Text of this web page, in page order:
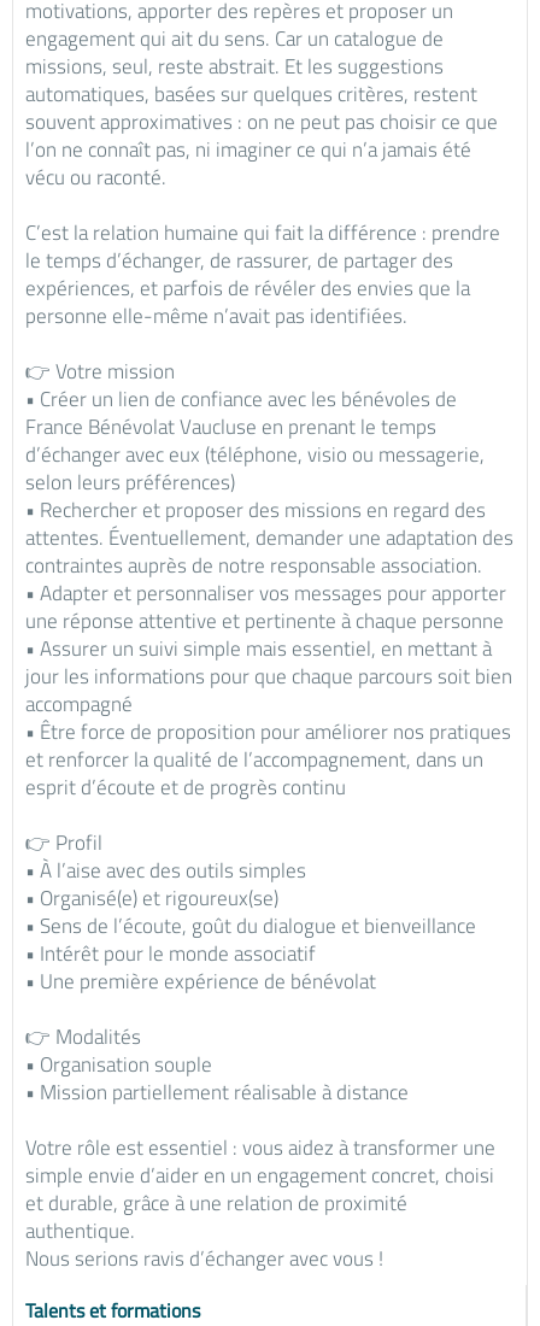
motivations, apporter des repères et proposer un
engagement qui ait du sens. Car un catalogue de
missions, seul, reste abstrait. Et les suggestions
automatiques, basées sur quelques critères, restent
souvent approximatives : on ne peut pas choisir ce que
l’on ne connaît pas, ni imaginer ce qui n’a jamais été
vécu ou raconté.
C’est la relation humaine qui fait la différence : prendre
le temps d’échanger, de rassurer, de partager des
expériences, et parfois de révéler des envies que la
personne elle-même n’avait pas identifiées.
👉 Votre mission
• Créer un lien de confiance avec les bénévoles de
France Bénévolat Vaucluse en prenant le temps
d’échanger avec eux (téléphone, visio ou messagerie,
selon leurs préférences)
• Rechercher et proposer des missions en regard des
attentes. Éventuellement, demander une adaptation des
contraintes auprès de notre responsable association.
• Adapter et personnaliser vos messages pour apporter
une réponse attentive et pertinente à chaque personne
• Assurer un suivi simple mais essentiel, en mettant à
jour les informations pour que chaque parcours soit bien
accompagné
• Être force de proposition pour améliorer nos pratiques
et renforcer la qualité de l’accompagnement, dans un
esprit d’écoute et de progrès continu
👉 Profil
• À l’aise avec des outils simples
• Organisé(e) et rigoureux(se)
• Sens de l’écoute, goût du dialogue et bienveillance
• Intérêt pour le monde associatif
• Une première expérience de bénévolat
👉 Modalités
• Organisation souple
• Mission partiellement réalisable à distance
Votre rôle est essentiel : vous aidez à transformer une
simple envie d’aider en un engagement concret, choisi
et durable, grâce à une relation de proximité
authentique.
Nous serions ravis d’échanger avec vous !
Talents et formations